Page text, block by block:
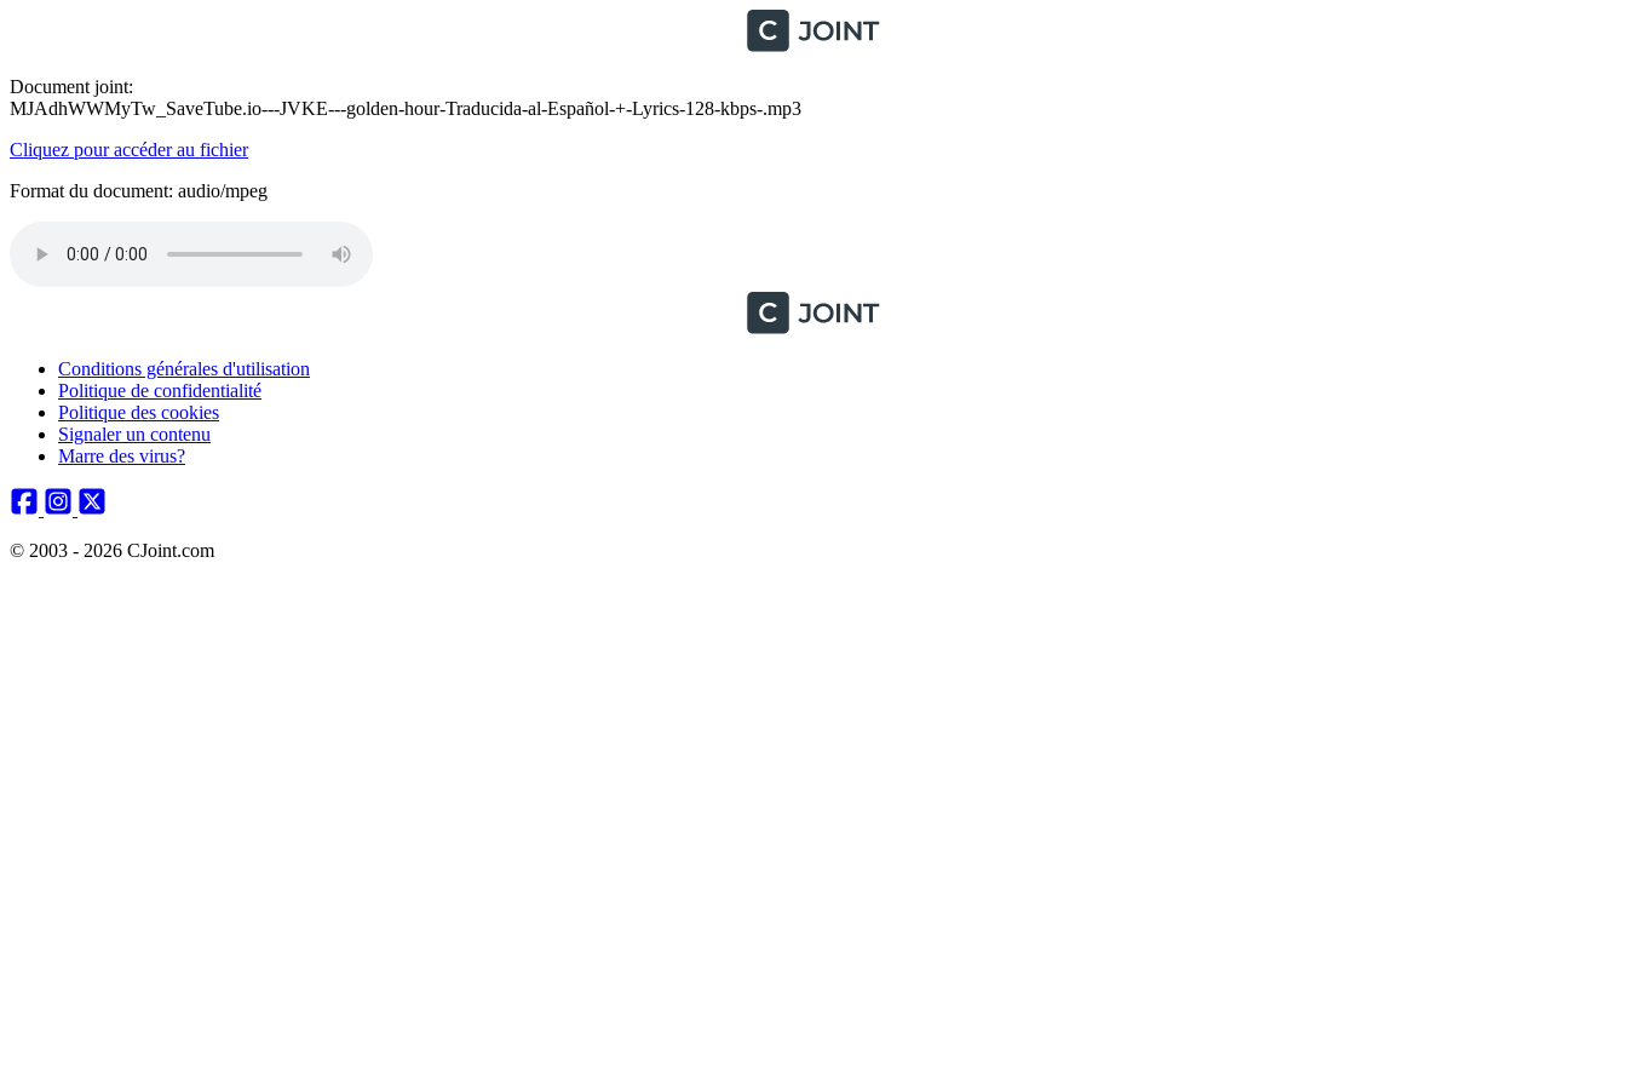
Document joint:
MJAdhWWMyTw_SaveTube.io---JVKE---golden-hour-Traducida-al-Español-+-Lyrics-128-kbps-.mp3
Cliquez pour accéder au fichier
Format du document: audio/mpeg
Conditions générales d'utilisation
Politique de confidentialité
Politique des cookies
Signaler un contenu
Marre des virus?
© 2003 - 2026 CJoint.com